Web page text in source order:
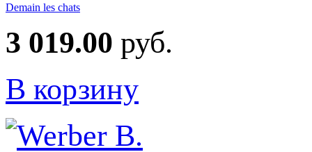
Demain les chats
3 019.00 руб.
В корзину